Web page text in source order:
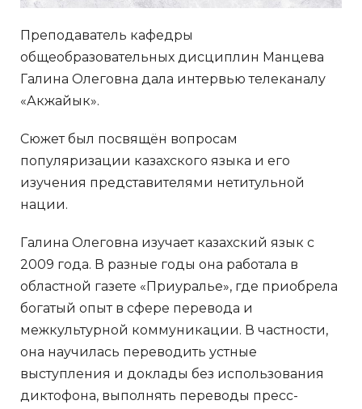
Преподаватель кафедры
общеобразовательных дисциплин Манцева
Галина Олеговна дала интервью телеканалу
«Акжайык».
Сюжет был посвящён вопросам
популяризации казахского языка и его
изучения представителями нетитульной
нации.
Галина Олеговна изучает казахский язык с
2009 года. В разные годы она работала в
областной газете «Приуралье», где приобрела
богатый опыт в сфере перевода и
межкультурной коммуникации. В частности,
она научилась переводить устные
выступления и доклады без использования
диктофона, выполнять переводы пресс-